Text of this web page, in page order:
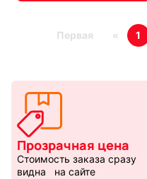
Первая « 1
Прозрачная цена
Стоимость заказа сразу
видна на сайте